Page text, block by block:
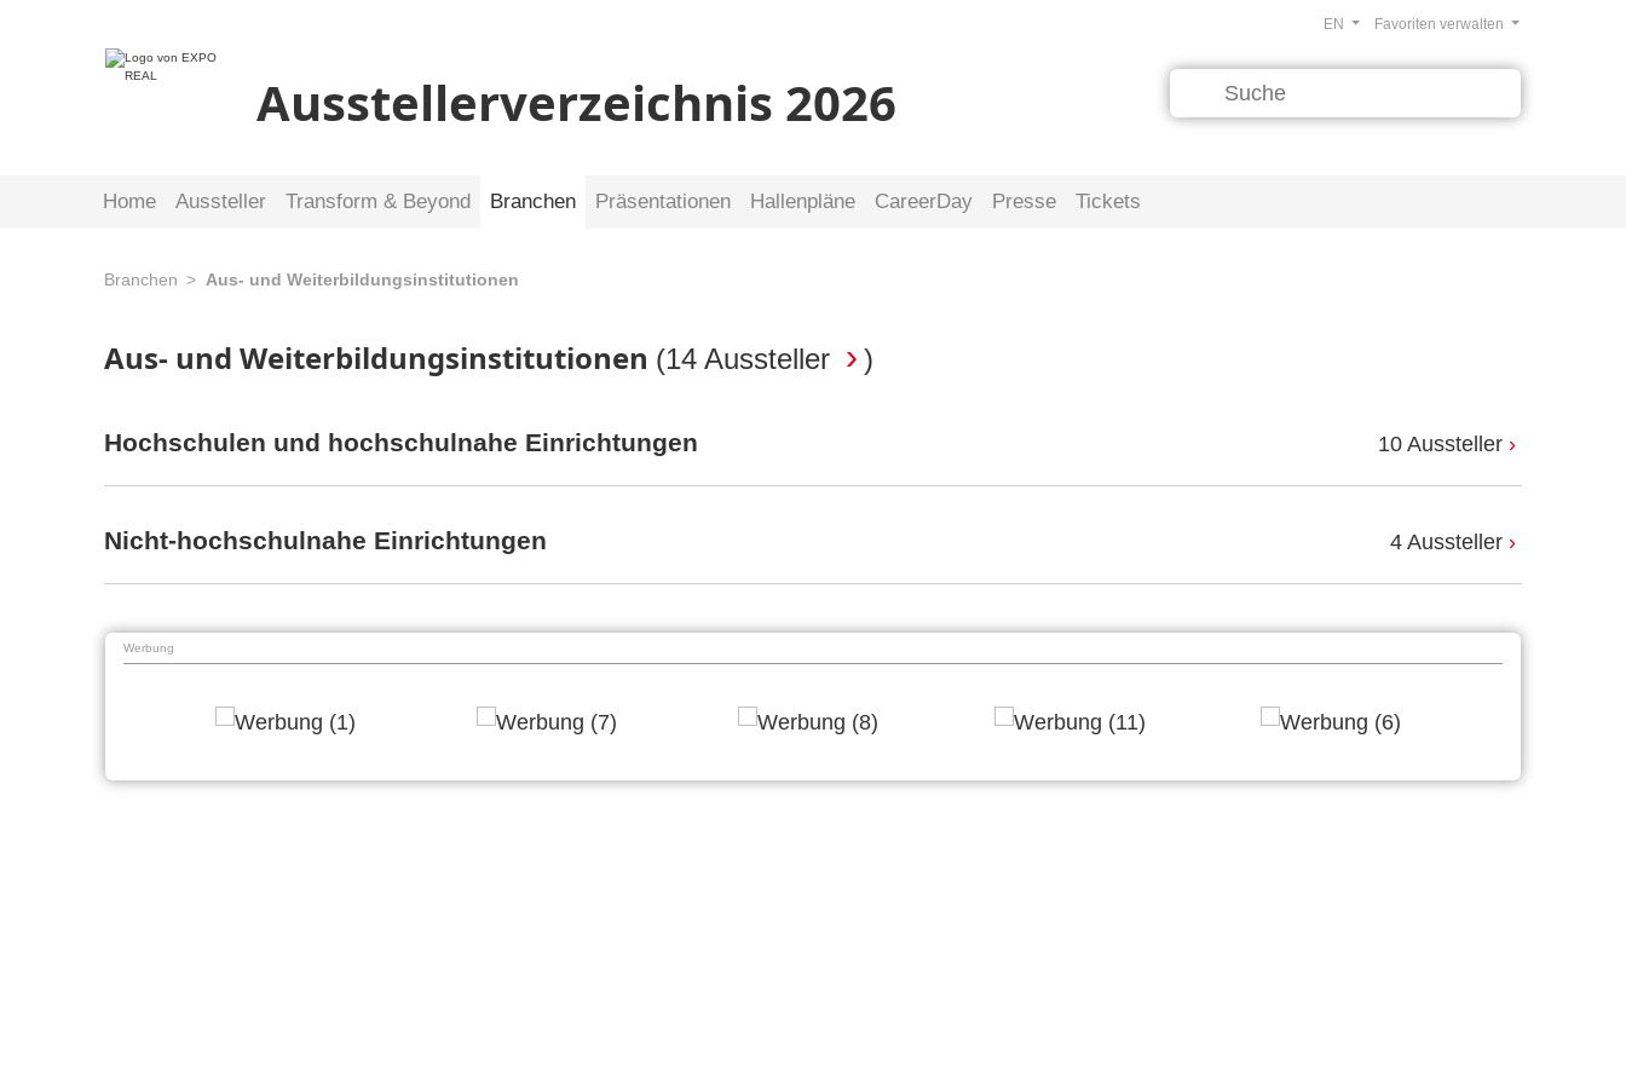
Ausstellerverzeichnis 2026
Favoriten verwalten
EN
Home Aussteller Transform & Beyond Branchen Präsentationen Hallenpläne CareerDay Presse Tickets
Branchen Aus- und Weiterbildungsinstitutionen
Aus- und Weiterbildungsinstitutionen (14 Aussteller )
Hochschulen und hochschulnahe Einrichtungen 10 Aussteller
Nicht-hochschulnahe Einrichtungen 4 Aussteller
Werbung